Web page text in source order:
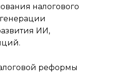
налогового
ИИ,
реформы